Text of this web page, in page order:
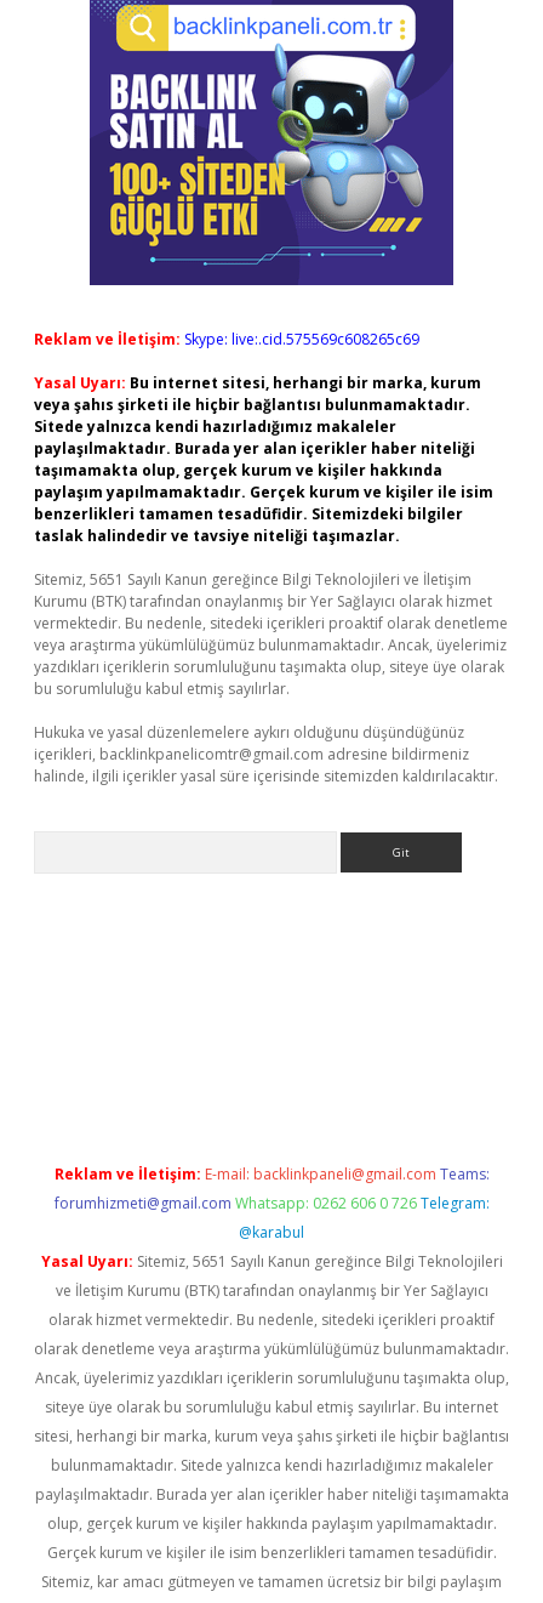
Reklam ve İletişim: Skype: live:.cid.575569c608265c69
Yasal Uyarı: Bu internet sitesi, herhangi bir marka, kurum
veya şahıs şirketi ile hiçbir bağlantısı bulunmamaktadır.
Sitede yalnızca kendi hazırladığımız makaleler
paylaşılmaktadır. Burada yer alan içerikler haber niteliği
taşımamakta olup, gerçek kurum ve kişiler hakkında
paylaşım yapılmamaktadır. Gerçek kurum ve kişiler ile isim
benzerlikleri tamamen tesadüfidir. Sitemizdeki bilgiler
taslak halindedir ve tavsiye niteliği taşımazlar.
Sitemiz, 5651 Sayılı Kanun gereğince Bilgi Teknolojileri ve İletişim
Kurumu (BTK) tarafından onaylanmış bir Yer Sağlayıcı olarak hizmet
vermektedir. Bu nedenle, sitedeki içerikleri proaktif olarak denetleme
veya araştırma yükümlülüğümüz bulunmamaktadır. Ancak, üyelerimiz
yazdıkları içeriklerin sorumluluğunu taşımakta olup, siteye üye olarak
bu sorumluluğu kabul etmiş sayılırlar.
Hukuka ve yasal düzenlemelere aykırı olduğunu düşündüğünüz
içerikleri, backlinkpanelicomtr@gmail.com adresine bildirmeniz
halinde, ilgili içerikler yasal süre içerisinde sitemizden kaldırılacaktır.
Reklam ve İletişim: E-mail: backlinkpaneli@gmail.com Teams:
forumhizmeti@gmail.com Whatsapp: 0262 606 0 726 Telegram:
@karabul
Yasal Uyarı: Sitemiz, 5651 Sayılı Kanun gereğince Bilgi Teknolojileri
ve İletişim Kurumu (BTK) tarafından onaylanmış bir Yer Sağlayıcı
olarak hizmet vermektedir. Bu nedenle, sitedeki içerikleri proaktif
olarak denetleme veya araştırma yükümlülüğümüz bulunmamaktadır.
Ancak, üyelerimiz yazdıkları içeriklerin sorumluluğunu taşımakta olup,
siteye üye olarak bu sorumluluğu kabul etmiş sayılırlar. Bu internet
sitesi, herhangi bir marka, kurum veya şahıs şirketi ile hiçbir bağlantısı
bulunmamaktadır. Sitede yalnızca kendi hazırladığımız makaleler
paylaşılmaktadır. Burada yer alan içerikler haber niteliği taşımamakta
olup, gerçek kurum ve kişiler hakkında paylaşım yapılmamaktadır.
Gerçek kurum ve kişiler ile isim benzerlikleri tamamen tesadüfidir.
Sitemiz, kar amacı gütmeyen ve tamamen ücretsiz bir bilgi paylaşım